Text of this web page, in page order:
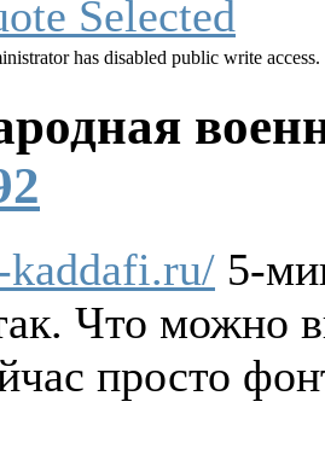
has disabled public write access.
kaddafi.ru/ 5-
Что можно
просто